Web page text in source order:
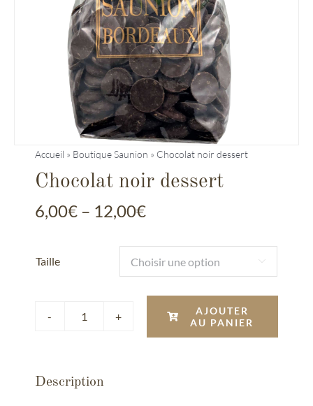
Entreprises
Accueil » Boutique Saunion » Chocolat noir dessert
Chocolat noir dessert
6,00€– 12,00€
Taille 
quantité
noir
AJOUTER
AU PANIER
Description